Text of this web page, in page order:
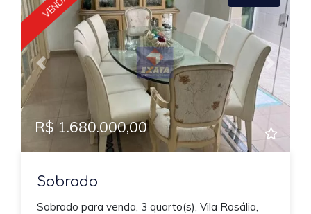
Previous Next
R$ 1.680.000,00
Sobrado
Sobrado para venda, 3 quarto(s), Vila Rosália,